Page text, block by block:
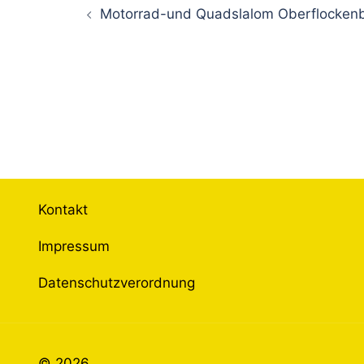
Motorrad-und Quadslalom
Kontakt
Impressum
Datenschutzverordnung